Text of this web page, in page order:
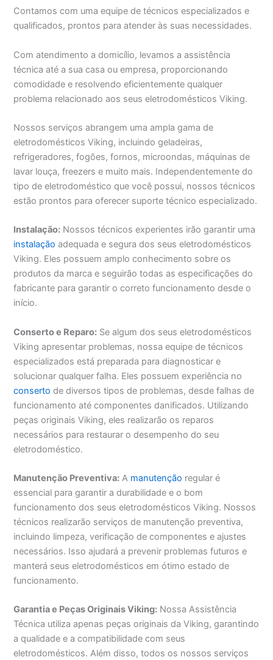
Contamos com uma equipe de técnicos especializados e
qualificados, prontos para atender às suas necessidades.
Com atendimento a domicílio, levamos a assistência
técnica até a sua casa ou empresa, proporcionando
comodidade e resolvendo eficientemente qualquer
problema relacionado aos seus eletrodomésticos Viking.
Nossos serviços abrangem uma ampla gama de
eletrodomésticos Viking, incluindo geladeiras,
refrigeradores, fogões, fornos, microondas, máquinas de
lavar louça, freezers e muito mais. Independentemente do
tipo de eletrodoméstico que você possui, nossos técnicos
estão prontos para oferecer suporte técnico especializado.
Instalação: Nossos técnicos experientes irão garantir uma
instalação adequada e segura dos seus eletrodomésticos
Viking. Eles possuem amplo conhecimento sobre os
produtos da marca e seguirão todas as especificações do
fabricante para garantir o correto funcionamento desde o
início.
Conserto e Reparo: Se algum dos seus eletrodomésticos
Viking apresentar problemas, nossa equipe de técnicos
especializados está preparada para diagnosticar e
solucionar qualquer falha. Eles possuem experiência no
conserto de diversos tipos de problemas, desde falhas de
funcionamento até componentes danificados. Utilizando
peças originais Viking, eles realizarão os reparos
necessários para restaurar o desempenho do seu
eletrodoméstico.
Manutenção Preventiva: A manutenção regular é
essencial para garantir a durabilidade e o bom
funcionamento dos seus eletrodomésticos Viking. Nossos
técnicos realizarão serviços de manutenção preventiva,
incluindo limpeza, verificação de componentes e ajustes
necessários. Isso ajudará a prevenir problemas futuros e
manterá seus eletrodomésticos em ótimo estado de
funcionamento.
Garantia e Peças Originais Viking: Nossa Assistência
Técnica utiliza apenas peças originais da Viking, garantindo
a qualidade e a compatibilidade com seus
eletrodomésticos. Além disso, todos os nossos serviços